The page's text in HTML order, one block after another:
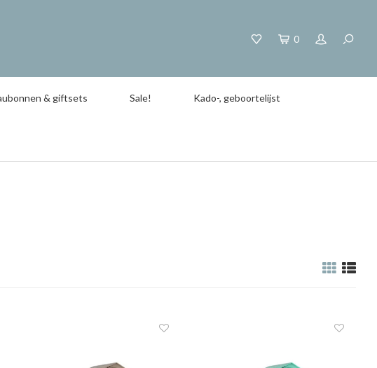
0
& giftsets Sale! Kado-, geboortelijst